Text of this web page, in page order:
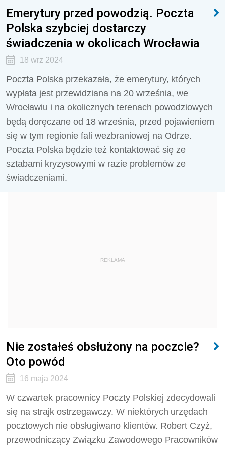
Emerytury przed powodzią. Poczta
Polska szybciej dostarczy
świadczenia w okolicach Wrocławia
18 wrz 2024
Poczta Polska przekazała, że emerytury, których
wypłata jest przewidziana na 20 września, we
Wrocławiu i na okolicznych terenach powodziowych
będą doręczane od 18 września, przed pojawieniem
się w tym regionie fali wezbraniowej na Odrze.
Poczta Polska będzie też kontaktować się ze
sztabami kryzysowymi w razie problemów ze
świadczeniami.
REKLAMA
Nie zostałeś obsłużony na poczcie?
Oto powód
16 maja 2024
W czwartek pracownicy Poczty Polskiej zdecydowali
się na strajk ostrzegawczy. W niektórych urzędach
pocztowych nie obsługiwano klientów. Robert Czyż,
przewodniczący Związku Zawodowego Pracowników